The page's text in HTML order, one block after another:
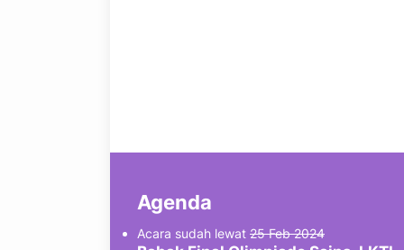
Agenda
Acara sudah lewat 25 Feb 2024